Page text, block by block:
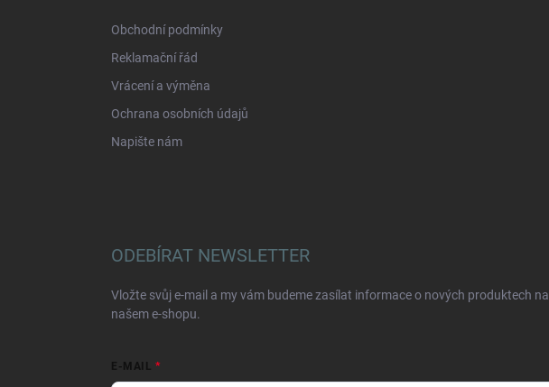
Obchodní podmínky
Reklamační řád
Vrácení a výměna
Ochrana osobních údajů
Napište nám
ODEBÍRAT NEWSLETTER
Vložte svůj e-mail a my vám budeme zasílat informace o nových produktech na
našem e-shopu.
E-MAIL